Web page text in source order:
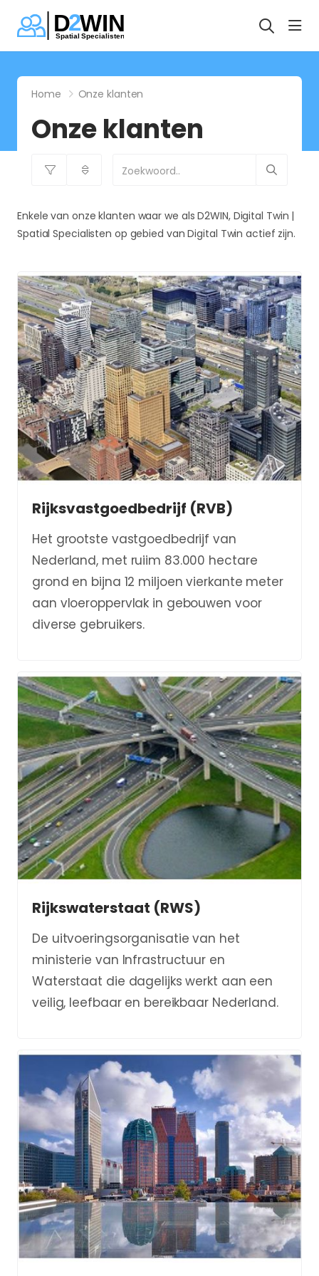
Home Onze klanten
Onze klanten
Enkele van onze klanten waar we als D2WIN, Digital Twin |
Spatial Specialisten op gebied van Digital Twin actief zijn.
Rijksvastgoedbedrijf (RVB)
Het grootste vastgoedbedrijf van
Nederland, met ruiim 83.000 hectare
grond en bijna 12 miljoen vierkante meter
aan vloeroppervlak in gebouwen voor
diverse gebruikers.
Rijkswaterstaat (RWS)
De uitvoeringsorganisatie van het
ministerie van Infrastructuur en
Waterstaat die dagelijks werkt aan een
veilig, leefbaar en bereikbaar Nederland.